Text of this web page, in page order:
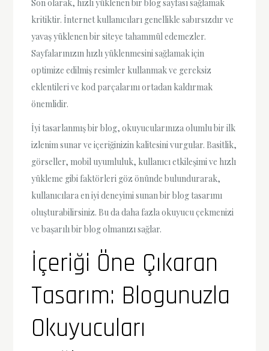
Son olarak, hızlı yüklenen bir blog sayfası sağlamak
kritiktir. İnternet kullanıcıları genellikle sabırsızdır ve
yavaş yüklenen bir siteye tahammül edemezler.
Sayfalarınızın hızlı yüklenmesini sağlamak için
optimize edilmiş resimler kullanmak ve gereksiz
eklentileri ve kod parçalarını ortadan kaldırmak
önemlidir.
İyi tasarlanmış bir blog, okuyucularınıza olumlu bir ilk
izlenim sunar ve içeriğinizin kalitesini vurgular. Basitlik,
görseller, mobil uyumluluk, kullanıcı etkileşimi ve hızlı
yükleme gibi faktörleri göz önünde bulundurarak,
kullanıcılara en iyi deneyimi sunan bir blog tasarımı
oluşturabilirsiniz. Bu da daha fazla okuyucu çekmenizi
ve başarılı bir blog olmanızı sağlar.
İçeriği Öne Çıkaran
Tasarım: Blogunuzla
Okuyucuları